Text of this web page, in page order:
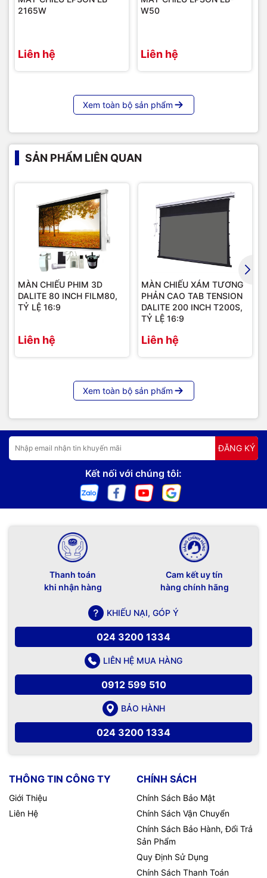
Tension Dalite
Hình ảnh lắp đặt thực tế sản phẩm
Hình ảnh thực tế của màn chiếu xám tương phản cao Tab
Tension Dalite tỷ lệ 16:9
Tension Dalite
2165W
Liên hệ
W50
Liên hệ
Xem toàn bộ sản phẩm
SẢN PHẨM LIÊN QUAN
MÀN CHIẾU PHIM 3D
DALITE 80 INCH FILM80,
TỶ LỆ 16:9
Liên hệ
MÀN CHIẾU XÁM TƯƠNG
PHẢN CAO TAB TENSION
DALITE 200 INCH T200S,
TỶ LỆ 16:9
Liên hệ
Xem toàn bộ sản phẩm
ĐĂNG KÝ
Kết nối với chúng tôi:
Thanh toán
khi nhận hàng
Cam kết uy tín
hàng chính hãng
KHIẾU NẠI, GÓP Ý
024 3200 1334
LIÊN HỆ MUA HÀNG
0912 599 510
BẢO HÀNH
024 3200 1334
THÔNG TIN CÔNG TY
Giới Thiệu
Liên Hệ
CHÍNH SÁCH
Chính Sách Bảo Mật
Chính Sách Vận Chuyển
Chính Sách Bảo Hành, Đổi Trả
Sản Phẩm
Quy Định Sử Dụng
Chính Sách Thanh Toán